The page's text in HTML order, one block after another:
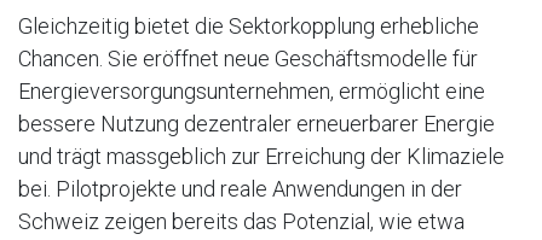
Gleichzeitig bietet die Sektorkopplung erhebliche
Chancen. Sie eröffnet neue Geschäftsmodelle für
Energieversorgungsunternehmen, ermöglicht eine
bessere Nutzung dezentraler erneuerbarer Energie
und trägt massgeblich zur Erreichung der Klimaziele
bei. Pilotprojekte und reale Anwendungen in der
Schweiz zeigen bereits das Potenzial, wie etwa